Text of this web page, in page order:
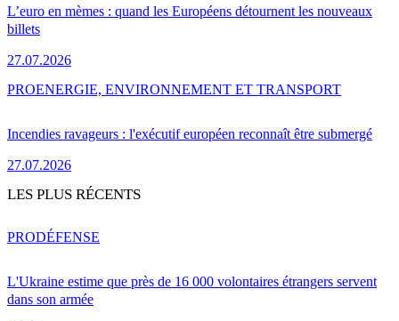
L’euro en mèmes : quand les Européens détournent les nouveaux
billets
27.07.2026
Incendies ravageurs : l'exécutif européen reconnaît être submergé
27.07.2026
PROENERGIE, ENVIRONNEMENT ET TRANSPORT
LES PLUS RÉCENTS
L'Ukraine estime que près de 16 000 volontaires étrangers servent
dans son armée
PRODÉFENSE